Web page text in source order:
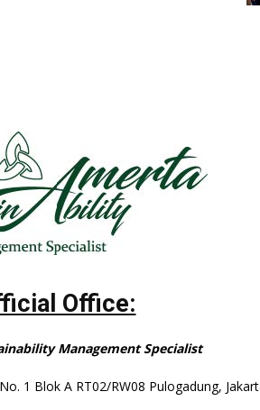
Office:
Management Specialist
1 Blok A RT02/RW08 Pulogadung,